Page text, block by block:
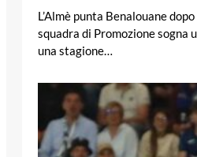
L’Almè punta Benalouane
squadra di Promozione sogna
una stagione…